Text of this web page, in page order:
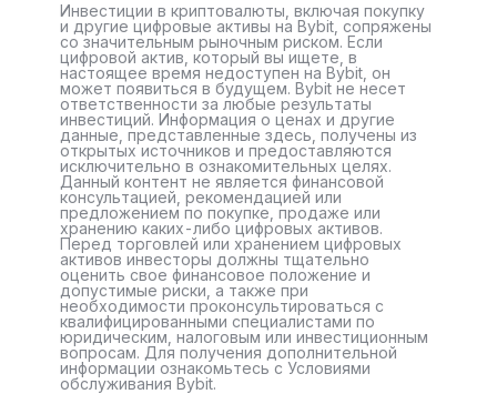
Инвестиции в криптовалюты, включая покупку
и другие цифровые активы на Bybit, сопряжены
со значительным рыночным риском. Если
цифровой актив, который вы ищете, в
настоящее время недоступен на Bybit, он
может появиться в будущем. Bybit не несет
ответственности за любые результаты
инвестиций. Информация о ценах и другие
данные, представленные здесь, получены из
открытых источников и предоставляются
исключительно в ознакомительных целях.
Данный контент не является финансовой
консультацией, рекомендацией или
предложением по покупке, продаже или
хранению каких-либо цифровых активов.
Перед торговлей или хранением цифровых
активов инвесторы должны тщательно
оценить свое финансовое положение и
допустимые риски, а также при
необходимости проконсультироваться с
квалифицированными специалистами по
юридическим, налоговым или инвестиционным
вопросам. Для получения дополнительной
информации ознакомьтесь с Условиями
обслуживания Bybit.